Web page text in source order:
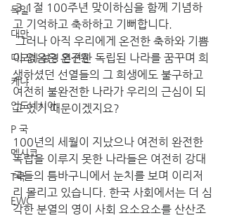
독일
대만
디모데 성경 연구원
케냐
인도네시아
P 국
멕시코
T국
EWC
3.1절 100주년 맞이하심을 함께 기념하
고 기억하고 축하하고 기뻐합니다.
이 없음은 온전한 독립된 나라를 꿈꾸며 희
생하셨던 선열들의 그 희생에도 불구하고
여전히 불완전한 나라가 우리의 근심이 되
고 있기 때문이겠지요?
100년의 세월이 지났으나 여전히 완전한
독립을 이루지 못한 나라들은 여전히 강대
국들의 틈바구니에서 눈치를 보며 이리저
리 몰리고 있습니다. 한국 사회에서는 더 심
각한 분열의 영이 사회 요소요소를 산산조